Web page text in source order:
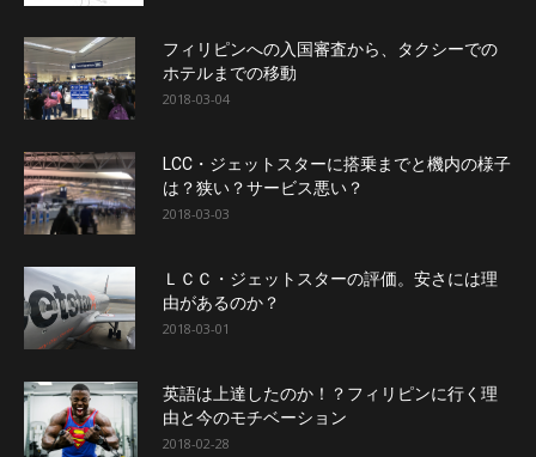
フィリピンへの入国審査から、タクシーでの
ホテルまでの移動
2018-03-04
LCC・ジェットスターに搭乗までと機内の様子
は？狭い？サービス悪い？
2018-03-03
ＬＣＣ・ジェットスターの評価。安さには理
由があるのか？
2018-03-01
英語は上達したのか！？フィリピンに行く理
由と今のモチベーション
2018-02-28